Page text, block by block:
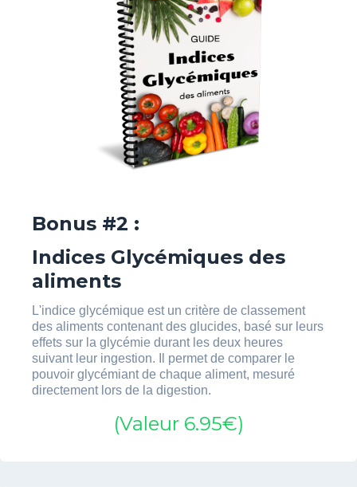
Bonus #2 :
Indices Glycémiques des
aliments
L'indice glycémique est un critère de classement
des aliments contenant des glucides, basé sur leurs
effets sur la glycémie durant les deux heures
suivant leur ingestion. Il permet de comparer le
pouvoir glycémiant de chaque aliment, mesuré
directement lors de la digestion.
(Valeur 6.95€)